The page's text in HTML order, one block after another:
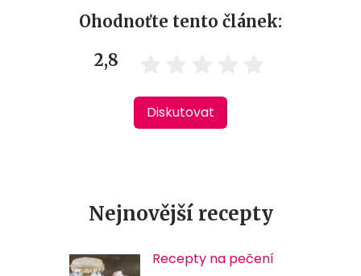
Ohodnoťte tento článek:
2,8
Diskutovat
Nejnovější recepty
Recepty na pečení